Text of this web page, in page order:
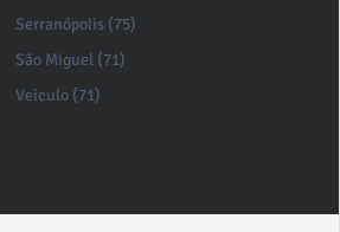
Serranópolis (75)
São Miguel (71)
Veículo (71)